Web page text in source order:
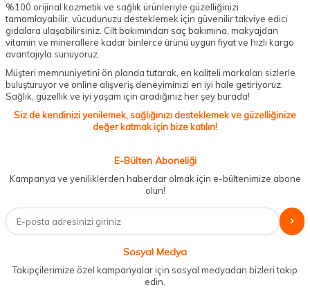
%100 orijinal kozmetik ve sağlık ürünleriyle güzelliğinizi
tamamlayabilir, vücudunuzu desteklemek için güvenilir takviye edici
gıdalara ulaşabilirsiniz. Cilt bakımından saç bakımına, makyajdan
vitamin ve minerallere kadar binlerce ürünü uygun fiyat ve hızlı kargo
avantajıyla sunuyoruz.
Müşteri memnuniyetini ön planda tutarak, en kaliteli markaları sizlerle
buluşturuyor ve online alışveriş deneyiminizi en iyi hale getiriyoruz.
Sağlık, güzellik ve iyi yaşam için aradığınız her şey burada!
Siz de kendinizi yenilemek, sağlığınızı desteklemek ve güzelliğinize
değer katmak için bize katılın!
E-Bülten Aboneliği
Kampanya ve yeniliklerden haberdar olmak için e-bültenimize abone
olun!
Sosyal Medya
Takipçilerimize özel kampanyalar için sosyal medyadan bizleri takip
edin.